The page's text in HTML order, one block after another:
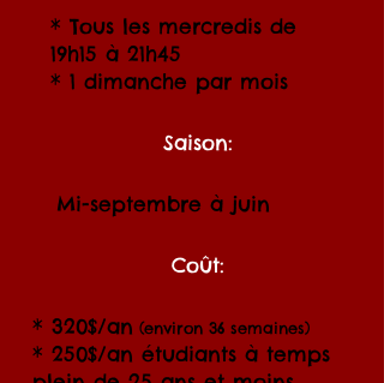
* Tous les mercredis de
19h15 à 21h45
* 1 dimanche par mois
Saison:
Mi-septembre à juin
Coût:
* 320$/an (environ 36 semaines)
* 250$/an étudiants à temps